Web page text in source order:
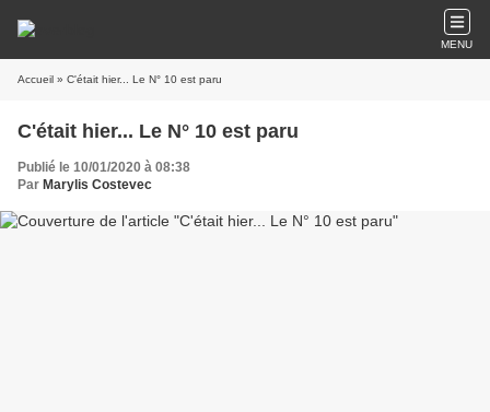
MENU
Accueil » C'était hier... Le N° 10 est paru
C'était hier... Le N° 10 est paru
Publié le 10/01/2020 à 08:38
Par Marylis Costevec